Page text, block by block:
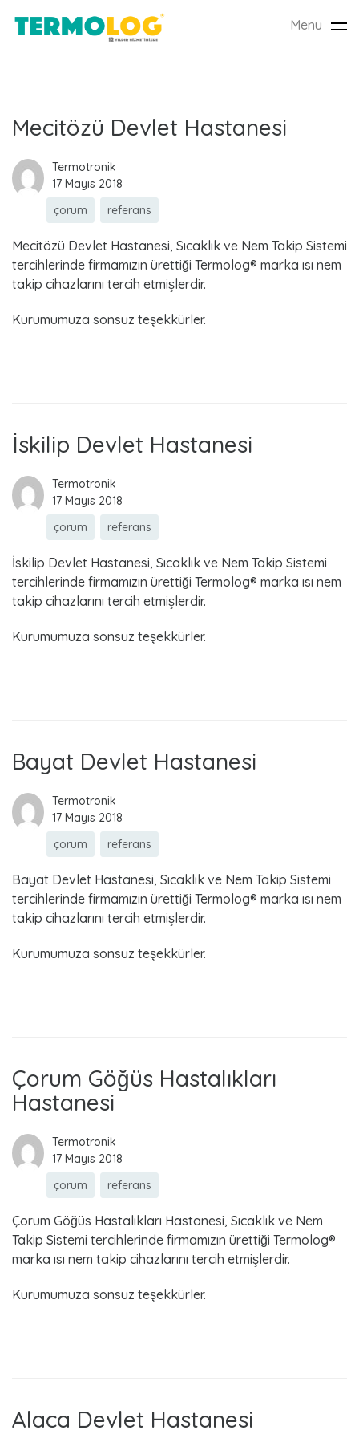
Menu
E
t
i
k
e
t
r
u
m
Mecitözü Devlet Hastanesi
Termotronik
17 Mayıs 2018
çorum
referans
Mecitözü Devlet Hastanesi, Sıcaklık ve Nem Takip Sistemi
tercihlerinde firmamızın ürettiği Termolog® marka ısı nem
takip cihazlarını tercih etmişlerdir.
Kurumumuza sonsuz teşekkürler.
İskilip Devlet Hastanesi
Termotronik
17 Mayıs 2018
çorum
referans
İskilip Devlet Hastanesi, Sıcaklık ve Nem Takip Sistemi
tercihlerinde firmamızın ürettiği Termolog® marka ısı nem
takip cihazlarını tercih etmişlerdir.
Kurumumuza sonsuz teşekkürler.
Bayat Devlet Hastanesi
Termotronik
17 Mayıs 2018
çorum
referans
Bayat Devlet Hastanesi, Sıcaklık ve Nem Takip Sistemi
tercihlerinde firmamızın ürettiği Termolog® marka ısı nem
takip cihazlarını tercih etmişlerdir.
Kurumumuza sonsuz teşekkürler.
Çorum Göğüs Hastalıkları
Hastanesi
Termotronik
17 Mayıs 2018
çorum
referans
Çorum Göğüs Hastalıkları Hastanesi, Sıcaklık ve Nem
Takip Sistemi tercihlerinde firmamızın ürettiği Termolog®
marka ısı nem takip cihazlarını tercih etmişlerdir.
Kurumumuza sonsuz teşekkürler.
Alaca Devlet Hastanesi